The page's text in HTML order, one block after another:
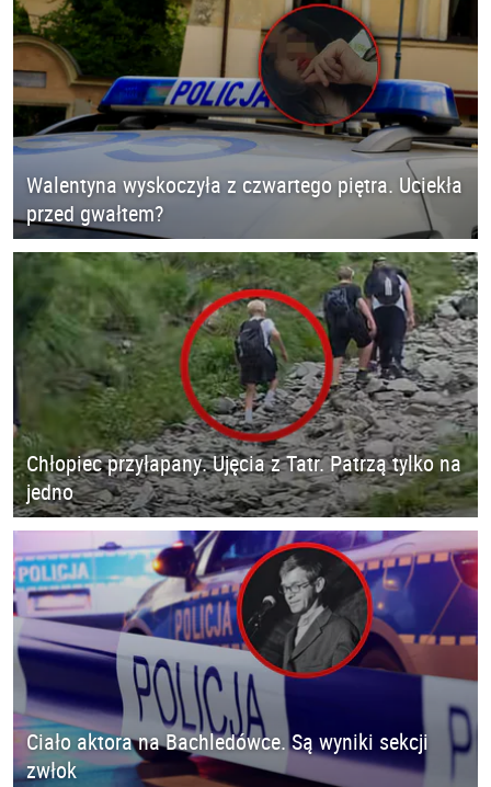
Walentyna wyskoczyła z czwartego piętra. Uciekła
przed gwałtem?
Chłopiec przyłapany. Ujęcia z Tatr. Patrzą tylko na
jedno
Ciało aktora na Bachledówce. Są wyniki sekcji
zwłok